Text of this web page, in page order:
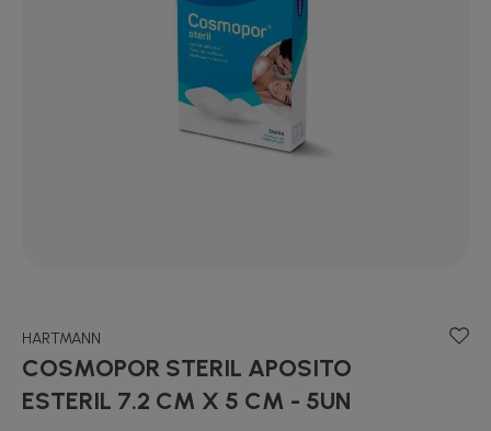
HARTMANN
COSMOPOR STERIL APOSITO
ESTERIL 7.2 CM X 5 CM - 5UN